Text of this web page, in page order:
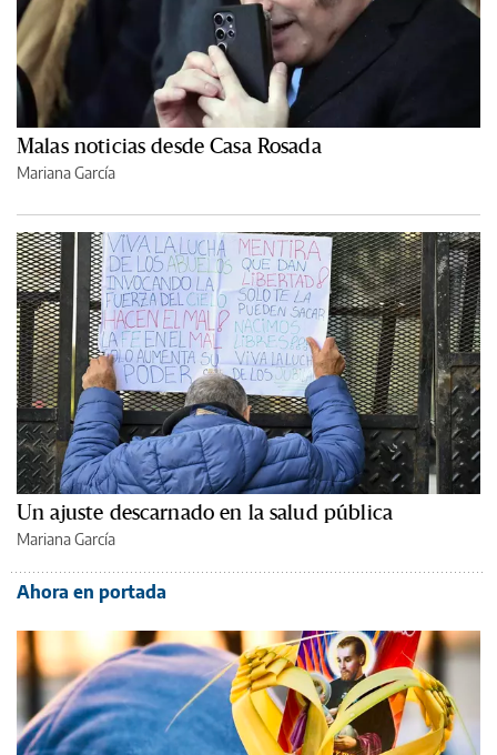
Malas noticias desde Casa Rosada
Mariana García
Un ajuste descarnado en la salud pública
Mariana García
Ahora en portada